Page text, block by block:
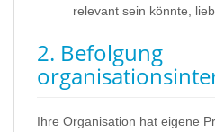
relevant sein könnte,
2. Befolgung
Ihre Organisation hat eigene